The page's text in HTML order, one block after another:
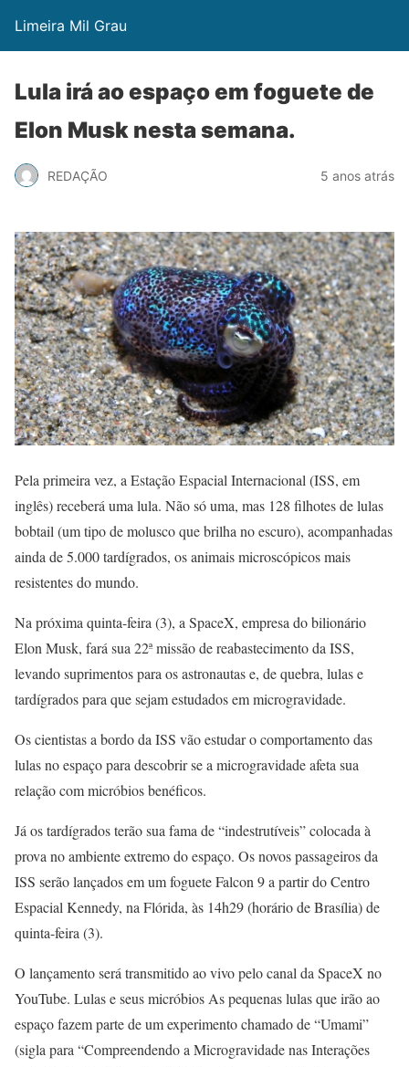
Limeira Mil Grau
Lula irá ao espaço em foguete de
Elon Musk nesta semana.
REDAÇÃO 5 anos atrás
Pela primeira vez, a Estação Espacial Internacional (ISS, em
inglês) receberá uma lula. Não só uma, mas 128 filhotes de lulas
bobtail (um tipo de molusco que brilha no escuro), acompanhadas
ainda de 5.000 tardígrados, os animais microscópicos mais
resistentes do mundo.
Na próxima quinta-feira (3), a SpaceX, empresa do bilionário
Elon Musk, fará sua 22ª missão de reabastecimento da ISS,
levando suprimentos para os astronautas e, de quebra, lulas e
tardígrados para que sejam estudados em microgravidade.
Os cientistas a bordo da ISS vão estudar o comportamento das
lulas no espaço para descobrir se a microgravidade afeta sua
relação com micróbios benéficos.
Já os tardígrados terão sua fama de “indestrutíveis” colocada à
prova no ambiente extremo do espaço. Os novos passageiros da
ISS serão lançados em um foguete Falcon 9 a partir do Centro
Espacial Kennedy, na Flórida, às 14h29 (horário de Brasília) de
quinta-feira (3).
O lançamento será transmitido ao vivo pelo canal da SpaceX no
YouTube. Lulas e seus micróbios As pequenas lulas que irão ao
espaço fazem parte de um experimento chamado de “Umami”
(sigla para “Compreendendo a Microgravidade nas Interações